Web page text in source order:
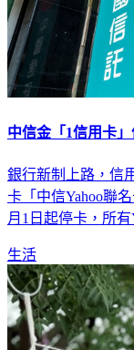
中信金「1信用卡
銀行新制上路，信
卡「中信Yahoo聯
月1日起停卡，所
生活